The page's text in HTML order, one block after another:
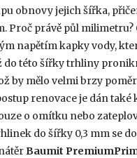
obnovy jejich šířka,
Proč právě půl milimetru?
napětím kapky vody,
do této šířky trhliny
by mělo velmi brzy
renovace je dán
o omítku nebo
do šířky 0,3 mm se
Baumit